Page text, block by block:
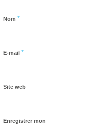
Nom *
E-mail *
Site web
Enregistrer mon